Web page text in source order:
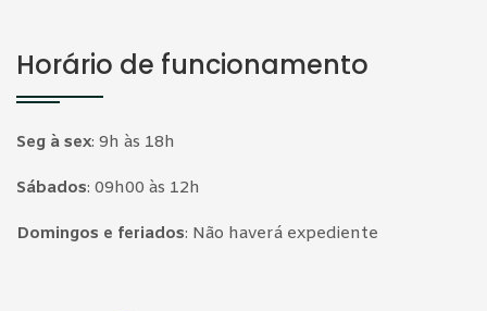
Horário de funcionamento
Seg à sex: 9h às 18h
Sábados: 09h00 às 12h
Domingos e feriados: Não haverá expediente